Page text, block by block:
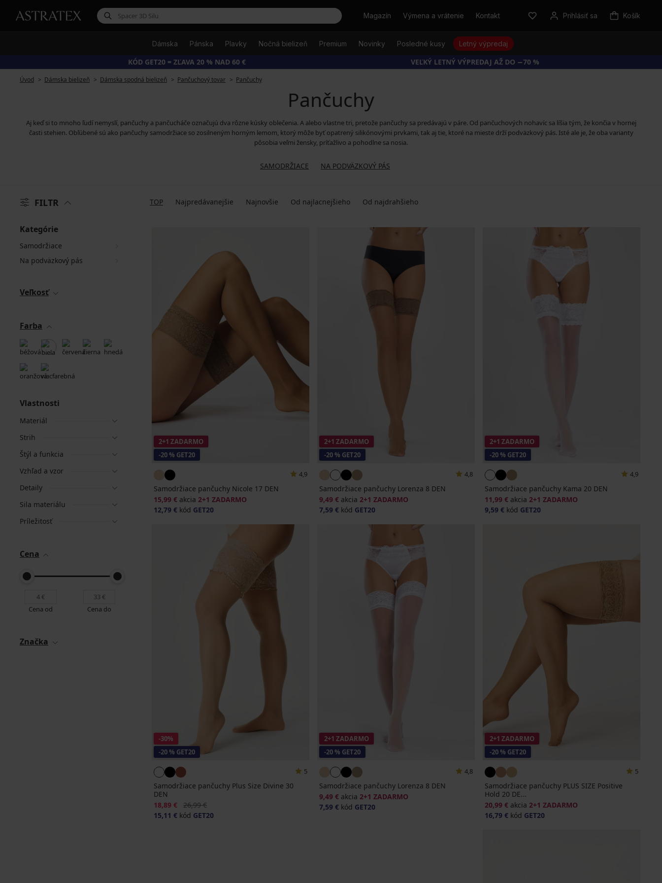
HľadaťMagazín Výmena a vrátenie Kontakt Prihlásiť sa Košík
Dámska Pánska Plavky Nočná bielizeň Premium Novinky Posledné kusy Letný výpredaj
KÓD GET20 = ZĽAVA 20 % NAD 60 € VEĽKÝ LETNÝ VÝPREDAJ AŽ DO −70 %
Úvod Dámska bielizeň Dámska spodná bielizeň Pančuchový tovar Pančuchy
Pančuchy
Aj keď si to mnoho ľudí nemyslí, pančuchy a pančucháče označujú dva rôzne kúsky oblečenia. A alebo vlastne tri, pretože pančuchy sa predávajú v páre. Od pančuchových nohavíc sa líšia tým, že končia v hornej
časti stehien. Obľúbené sú ako pančuchy samodržiace so zosilneným horným lemom, ktorý môže byť opatrený silikónovými prvkami, tak aj tie, ktoré na mieste drží podväzkový pás. Isté ale je, že oba varianty
pôsobia veľmi žensky, príťažlivo a pohodlne sa nosia.
SAMODRŽIACE NA PODVÄZKOVÝ PÁS
FILTR TOP Najpredávanejšie Najnovšie Od najlacnejšieho Od najdrahšieho
Kategórie
Samodržiace
Na podväzkový pás
Veľkosť
Farba
Vlastnosti
Materiál
Strih
Štýl a funkcia
Vzhľad a vzor
Detaily
Sila materiálu
Príležitosť
Cena
Cena od Cena do
Značka
2+1 ZADARMO
-20 % GET20
4,9
Samodržiace pančuchy Nicole 17 DEN
15,99 € akcia 2+1 ZADARMO
12,79 € kód GET20
2+1 ZADARMO
-20 % GET20
4,8
Samodržiace pančuchy Lorenza 8 DEN
9,49 € akcia 2+1 ZADARMO
7,59 €kód GET20
2+1 ZADARMO
-20 % GET20
4,9
Samodržiace pančuchy Kama 20 DEN
11,99 € akcia 2+1 ZADARMO
9,59 €kód GET20
-30%
-20 % GET20
5
Samodržiace pančuchy Plus Size Divine 30
DEN
Zľava
18,89 € Pôvodná cena
26,99 €
15,11 € kód GET20
2+1 ZADARMO
-20 % GET20
4,8
Samodržiace pančuchy Lorenza 8 DEN
9,49 € akcia 2+1 ZADARMO
7,59 €kód GET20
2+1 ZADARMO
-20 % GET20
5
Samodržiace pančuchy PLUS SIZE Positive
Hold 20 DE...
20,99 € akcia 2+1 ZADARMO
16,79 €kód GET20